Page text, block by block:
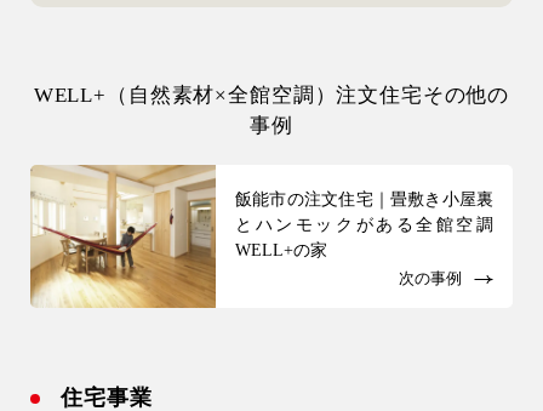
WELL+（自然素材×全館空調）注文住宅その他の
事例
飯能市の注文住宅｜畳敷き小屋裏
とハンモックがある全館空調
WELL+の家
次の事例
住宅事業